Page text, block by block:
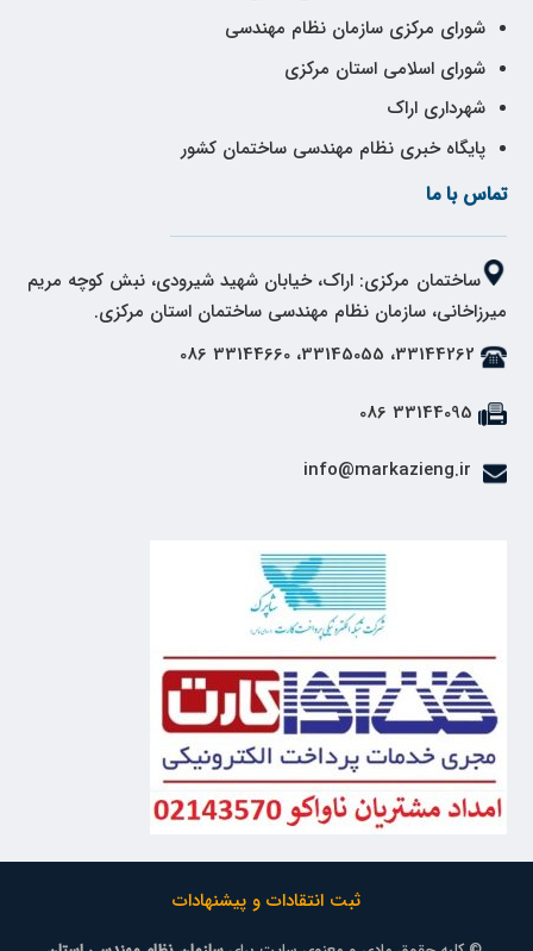
شورای مرکزی سازمان نظام مهندسی
شورای اسلامی استان مرکزی
شهرداری اراک
پایگاه خبری نظام مهندسی ساختمان کشور
تماس با ما
ساختمان مرکزی: اراک، خیابان شهید شیرودی، نبش کوچه مریم
میرزاخانی، سازمان نظام مهندسی ساختمان استان مرکزی.
33144262، 33145055، 33144660 086
33144095 086
ثبت انتقادات و پیشنهادات